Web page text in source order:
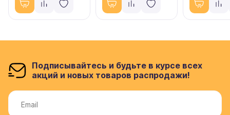
Подписывайтесь и будьте в курсе всех
акций и новых товаров распродажи!